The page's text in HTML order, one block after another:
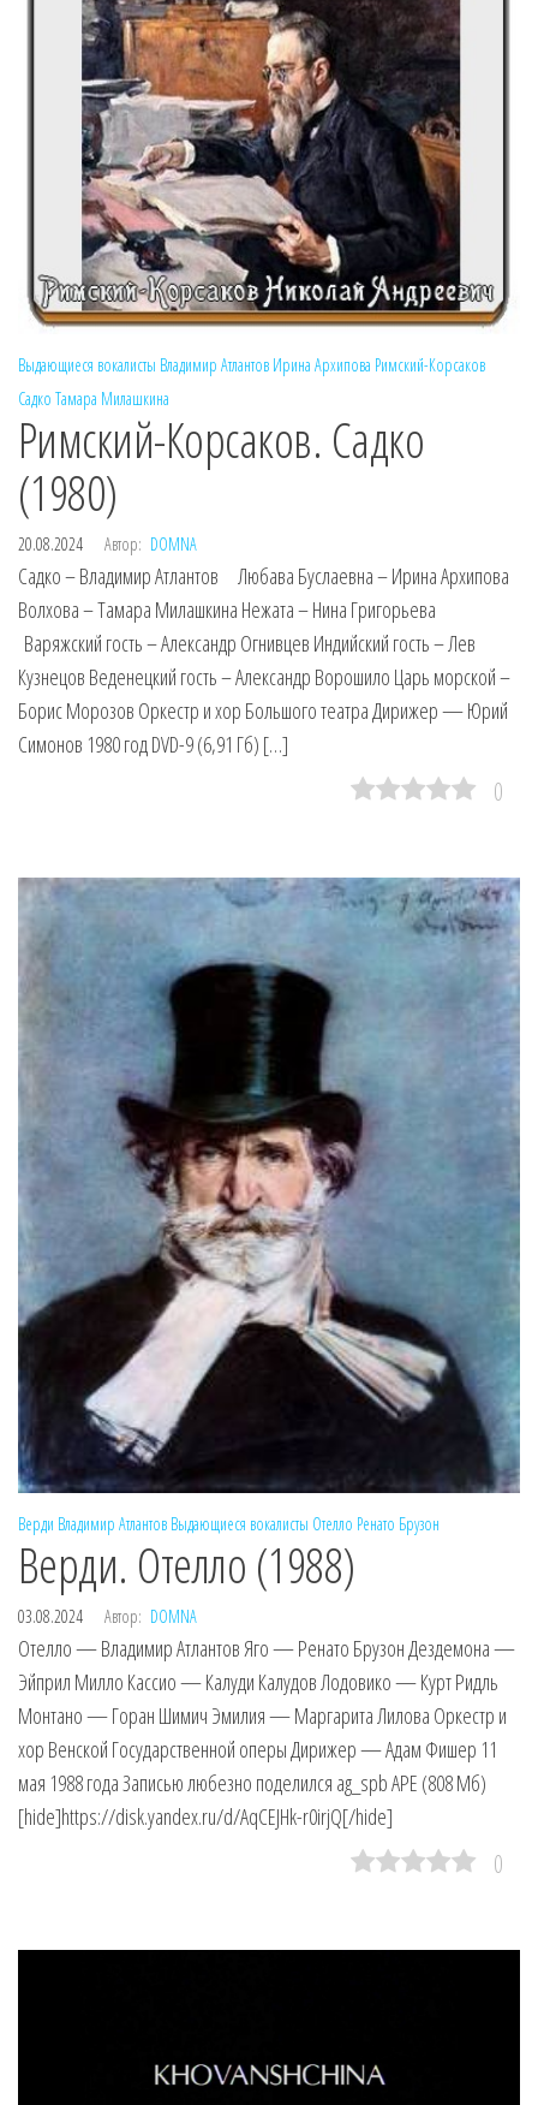
Выдающиеся вокалисты Владимир Атлантов Ирина Архипова Римский-Корсаков
Садко Тамара Милашкина
Римский-Корсаков. Садко
(1980)
20.08.2024 Автор: DOMNA
Садко – Владимир Атлантов Любава Буслаевна – Ирина Архипова
Волхова – Тамара Милашкина Нежата – Нина Григорьева
Варяжский гость – Александр Огнивцев Индийский гость – Лев
Кузнецов Веденецкий гость – Александр Ворошило Царь морской –
Борис Морозов Оркестр и хор Большого театра Дирижер — Юрий
Симонов 1980 год DVD-9 (6,91 Гб) […]
0
Верди Владимир Атлантов Выдающиеся вокалисты Отелло Ренато Брузон
Верди. Отелло (1988)
03.08.2024 Автор: DOMNA
Отелло — Владимир Атлантов Яго — Ренато Брузон Дездемона —
Эйприл Милло Кассио — Калуди Калудов Лодовико — Курт Ридль
Монтано — Горан Шимич Эмилия — Маргарита Лилова Оркестр и
хор Венской Государственной оперы Дирижер — Адам Фишер 11
мая 1988 года Записью любезно поделился ag_spb APE (808 Мб)
[hide]https://disk.yandex.ru/d/AqCEJHk-r0irjQ[/hide]
0